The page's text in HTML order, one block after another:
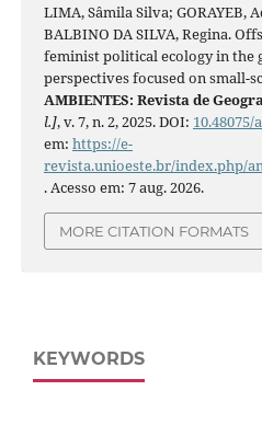
LIMA, Sâmila Silva; GORAYEB,
BALBINO DA SILVA, Regina.
feminist political ecology in the
perspectives focused on small-
AMBIENTES: Revista de
l.], v. 7, n. 2, 2025. DOI: 10.48075/
em: https://e-
revista.unioeste.br/index.php/
. Acesso em: 7 aug. 2026.
MORE CITATION FORMATS
KEYWORDS